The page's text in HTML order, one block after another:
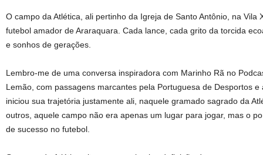
O campo da Atlética, ali pertinho da Igreja de Santo Antônio, na Vila
futebol amador de Araraquara. Cada lance, cada grito da torcida
e sonhos de gerações.
Lembro-me de uma conversa inspiradora com Marinho Rã no
Lemão, com passagens marcantes pela Portuguesa de Desportos
iniciou sua trajetória justamente ali, naquele gramado sagrado da
outros, aquele campo não era apenas um lugar para jogar, mas o
de sucesso no futebol.